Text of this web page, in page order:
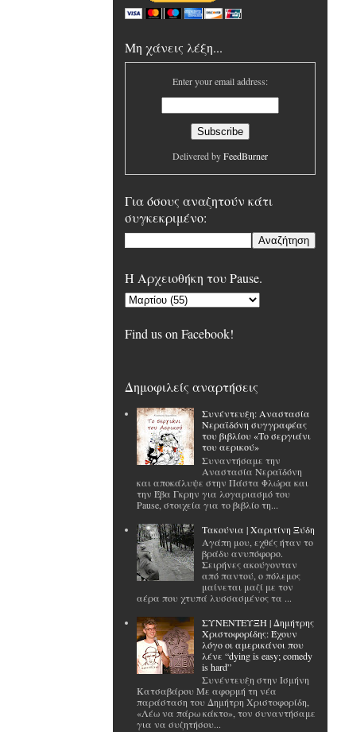
Μη χάνεις λέξη...
Enter your email address:
Delivered byFeedBurner
Για όσους αναζητούν κάτι
συγκεκριμένο:
H Αρχειοθήκη του Pause.
Find us on Facebook!
Δημοφιλείς αναρτήσεις
Συνέντευξη: Αναστασία
Νεραϊδόνη συγγραφέας
του βιβλίου «Το σεργιάνι
του αερικού»
Συναντήσαμε την
Αναστασία Νεραϊδόνη
και αποκάλυψε στην Πάστα Φλώρα και
την Έβα Γκρην για λογαριασμό του
Pause, στοιχεία για το βιβλίο τη...
Tακούνια | Χαριτίνη Ξύδη
Αγάπη μου, εχθές ήταν το
βράδυ ανυπόφορο.
Σειρήνες ακούγονταν
από παντού, ο πόλεμος
μαίνεται μαζί με τον
αέρα που χτυπά λυσσασμένος τα ...
ΣΥΝΕΝΤΕΥΞΗ | Δημήτρης
Χριστοφορίδης: Έχουν
λόγο οι αμερικάνοι που
λένε “dying is easy; comedy
is hard”
Συνέντευξη στην Ισμήνη
Κατσαβάρου Με αφορμή τη νέα
παράσταση του Δημήτρη Χριστοφορίδη,
«Λέω να πάρω κάκτο», τον συναντήσαμε
για να συζητήσου...